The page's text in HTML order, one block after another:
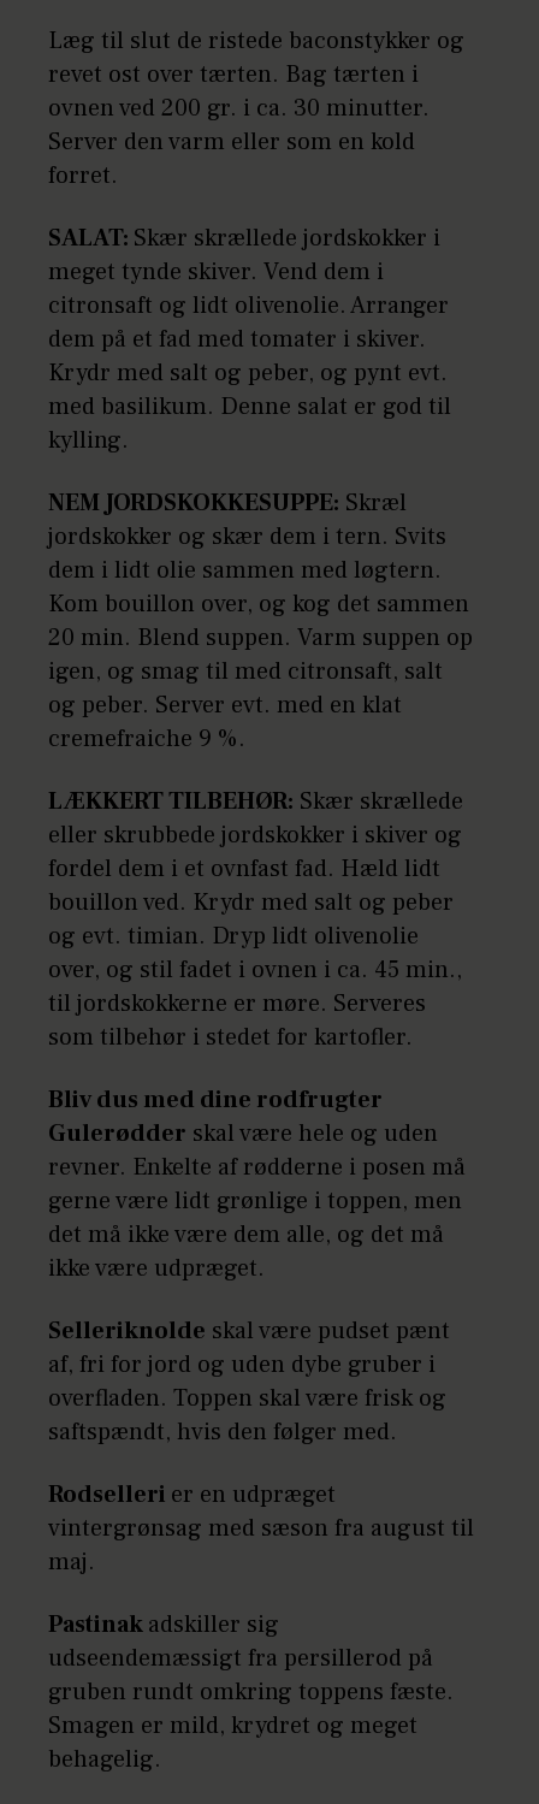
Læg til slut de ristede baconstykker og
revet ost over tærten. Bag tærten i
ovnen ved 200 gr. i ca. 30 minutter.
Server den varm eller som en kold
forret.
SALAT: Skær skrællede jordskokker i
meget tynde skiver. Vend dem i
citronsaft og lidt olivenolie. Arranger
dem på et fad med tomater i skiver.
Krydr med salt og peber, og pynt evt.
med basilikum. Denne salat er god til
kylling.
NEM JORDSKOKKESUPPE: Skræl
jordskokker og skær dem i tern. Svits
dem i lidt olie sammen med løgtern.
Kom bouillon over, og kog det sammen
20 min. Blend suppen. Varm suppen op
igen, og smag til med citronsaft, salt
og peber. Server evt. med en klat
cremefraiche 9 %.
LÆKKERT TILBEHØR: Skær skrællede
eller skrubbede jordskokker i skiver og
fordel dem i et ovnfast fad. Hæld lidt
bouillon ved. Krydr med salt og peber
og evt. timian. Dryp lidt olivenolie
over, og stil fadet i ovnen i ca. 45 min.,
til jordskokkerne er møre. Serveres
som tilbehør i stedet for kartofler.
Bliv dus med dine rodfrugter
Gulerødder skal være hele og uden
revner. Enkelte af rødderne i posen må
gerne være lidt grønlige i toppen, men
det må ikke være dem alle, og det må
ikke være udpræget.
Selleriknolde skal være pudset pænt
af, fri for jord og uden dybe gruber i
overfladen. Toppen skal være frisk og
saftspændt, hvis den følger med.
Rodselleri er en udpræget
vintergrønsag med sæson fra august til
maj.
Pastinakadskiller sig
udseendemæssigt fra persillerod på
gruben rundt omkring toppens fæste.
Smagen er mild, krydret og meget
behagelig.